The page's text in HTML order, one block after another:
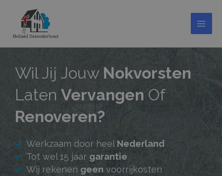
Wil Jij Jouw Nokvorsten
Laten Vervangen Of
Renoveren?
Werkzaam door heel Nederland
Tot wel 15 jaar garantie
Wij rekenen geen voorrijkosten